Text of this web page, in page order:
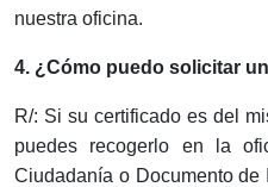
nuestra oficina.
4. ¿Cómo puedo solicitar
R/: Si su certificado es del
puedes recogerlo en la
Ciudadanía o Documento